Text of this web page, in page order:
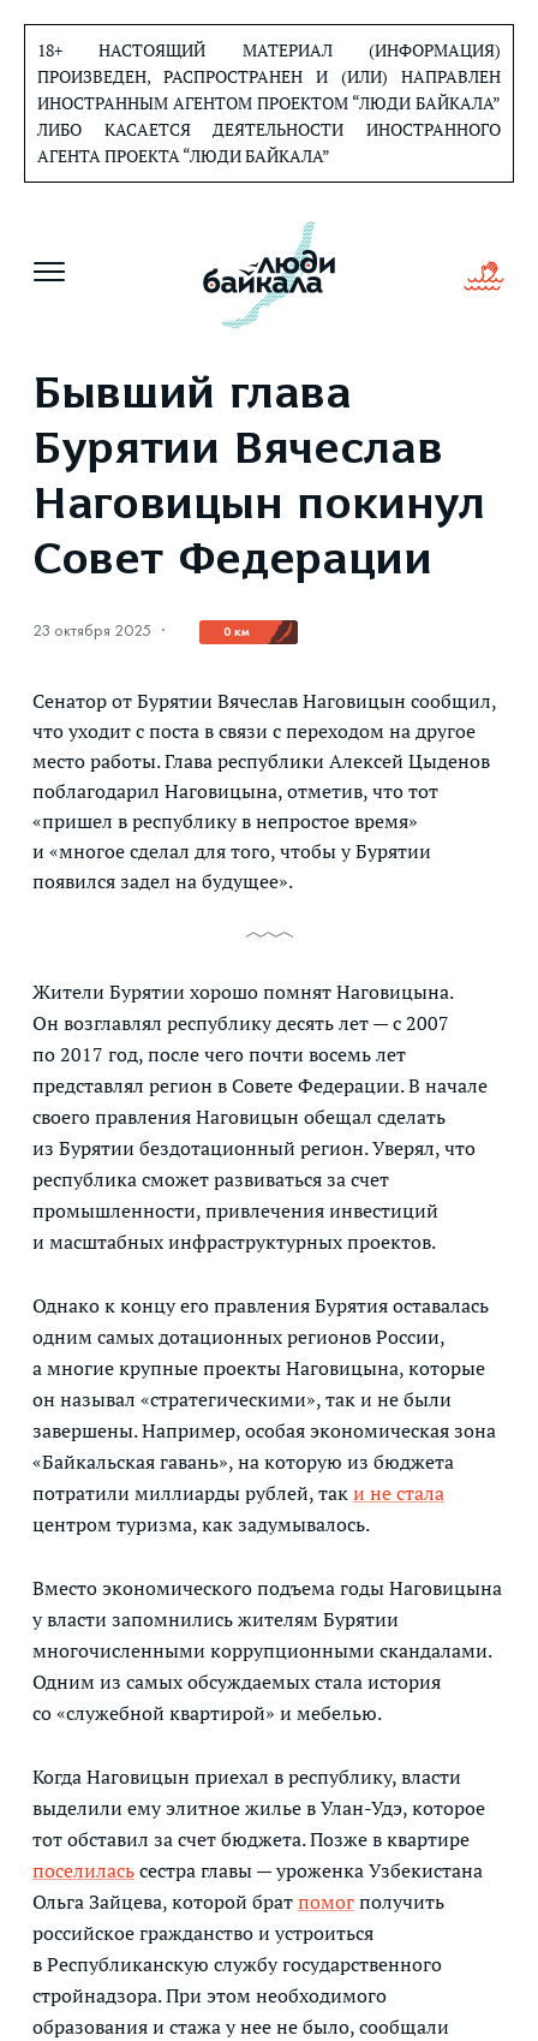
содержанию
18+ НАСТОЯЩИЙ МАТЕРИАЛ (ИНФОРМАЦИЯ)
ПРОИЗВЕДЕН, РАСПРОСТРАНЕН И (ИЛИ) НАПРАВЛЕН
ИНОСТРАННЫМ АГЕНТОМ ПРОЕКТОМ “ЛЮДИ БАЙКАЛА”
ЛИБО КАСАЕТСЯ ДЕЯТЕЛЬНОСТИ ИНОСТРАННОГО
АГЕНТА ПРОЕКТА “ЛЮДИ БАЙКАЛА”
Бывший глава
Бурятии Вячеслав
Наговицын покинул
Совет Федерации
23 октября 2025 · 0 км
Сенатор от Бурятии Вячеслав Наговицын сообщил,
что уходит с поста в связи с переходом на другое
место работы. Глава республики Алексей Цыденов
поблагодарил Наговицына, отметив, что тот
«пришел в республику в непростое время»
и «многое сделал для того, чтобы у Бурятии
появился задел на будущее».
Жители Бурятии хорошо помнят Наговицына.
Он возглавлял республику десять лет — с 2007
по 2017 год, после чего почти восемь лет
представлял регион в Совете Федерации. В начале
своего правления Наговицын обещал сделать
из Бурятии бездотационный регион. Уверял, что
республика сможет развиваться за счет
промышленности, привлечения инвестиций
и масштабных инфраструктурных проектов.
Однако к концу его правления Бурятия оставалась
одним самых дотационных регионов России,
а многие крупные проекты Наговицына, которые
он называл «стратегическими», так и не были
завершены. Например, особая экономическая зона
«Байкальская гавань», на которую из бюджета
потратили миллиарды рублей, таки не стала
центром туризма, как задумывалось.
Вместо экономического подъема годы Наговицына
у власти запомнились жителям Бурятии
многочисленными коррупционными скандалами.
Одним из самых обсуждаемых стала история
со «служебной квартирой» и мебелью.
Когда Наговицын приехал в республику, власти
выделили ему элитное жилье в Улан-Удэ, которое
тот обставил за счет бюджета. Позже в квартире
поселиласьсестра главы — уроженка Узбекистана
Ольга Зайцева, которой братпомогполучить
российское гражданство и устроиться
в Республиканскую службу государственного
стройнадзора. При этом необходимого
образования и стажа у нее не было, сообщали